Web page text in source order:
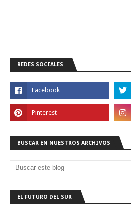
REDES SOCIALES
BUSCAR EN NUESTROS ARCHIVOS
EL FUTURO DEL SUR